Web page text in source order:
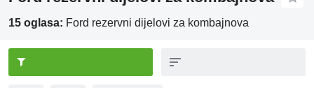
15 oglasa: Ford rezervni dijelovi za kombajnova